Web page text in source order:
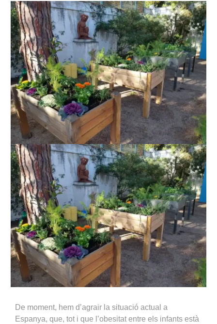
De moment, hem d’agrair la situació actual a
Espanya, que, tot i que l’obesitat entre els infants està